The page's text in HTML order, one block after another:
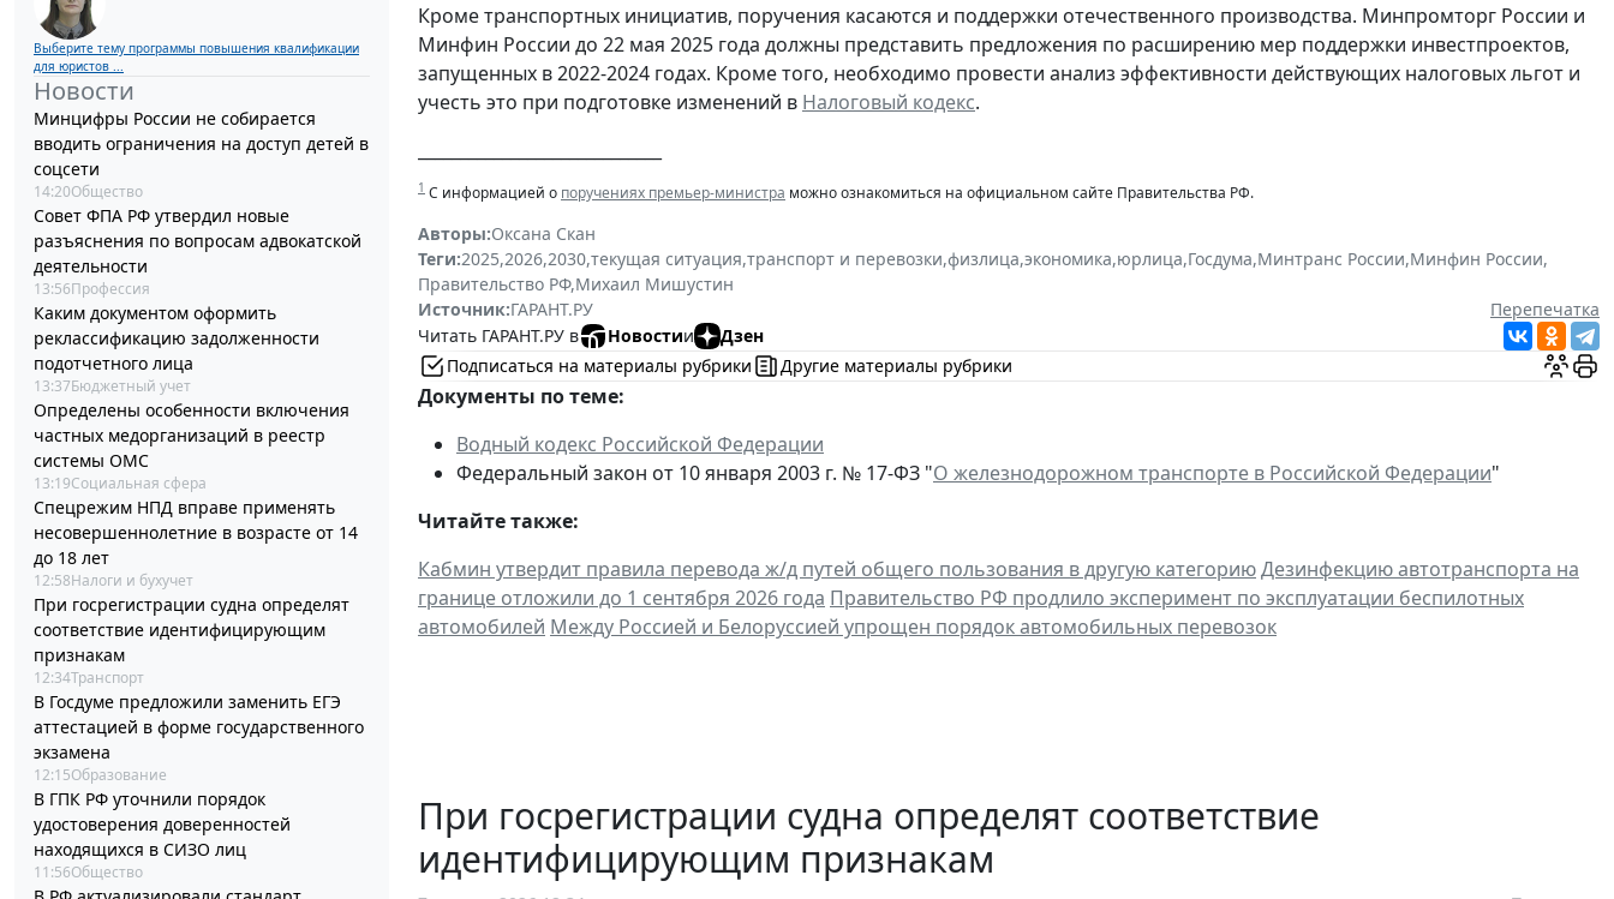
Выберите тему программы повышения квалификации
для юристов ...
Новости
Минцифры России не собирается
вводить ограничения на доступ детей в
соцсети
14:20Общество
Совет ФПА РФ утвердил новые
разъяснения по вопросам адвокатской
деятельности
13:56Профессия
Каким документом оформить
реклассификацию задолженности
подотчетного лица
13:37Бюджетный учет
Определены особенности включения
частных медорганизаций в реестр
системы ОМС
13:19Социальная сфера
Спецрежим НПД вправе применять
несовершеннолетние в возрасте от 14
до 18 лет
12:58Налоги и бухучет
При госрегистрации судна определят
соответствие идентифицирующим
признакам
12:34Транспорт
В Госдуме предложили заменить ЕГЭ
аттестацией в форме государственного
экзамена
12:15Образование
В ГПК РФ уточнили порядок
удостоверения доверенностей
находящихся в СИЗО лиц
11:56Общество
Кроме транспортных инициатив, поручения касаются и поддержки отечественного производства. Минпромторг России и
Минфин России до 22 мая 2025 года должны представить предложения по расширению мер поддержки инвестпроектов,
запущенных в 2022-2024 годах. Кроме того, необходимо провести анализ эффективности действующих налоговых льгот и
учесть это при подготовке изменений в Налоговый кодекс.
1 С информацией о поручениях премьер-министра можно ознакомиться на официальном сайте Правительства РФ.
Авторы:Оксана Скан
Теги:2025,2026,2030,текущая ситуация,транспорт и перевозки,физлица,экономика,юрлица,Госдума,Минтранс России,Минфин России,
Правительство РФ,Михаил Мишустин
Источник:ГАРАНТ.РУ
Перепечатка
Читать ГАРАНТ.РУ в
Новостии
Дзен
Подписаться на материалы рубрики
Другие материалы рубрики
Документы по теме:
Водный кодекс Российской Федерации
Федеральный закон от 10 января 2003 г. № 17-ФЗ "О железнодорожном транспорте в Российской Федерации"
Читайте также:
Кабмин утвердит правила перевода ж/д путей общего пользования в другую категориюДезинфекцию автотранспорта на
границе отложили до 1 сентября 2026 года Правительство РФ продлило эксперимент по эксплуатации беспилотных
автомобилей Между Россией и Белоруссией упрощен порядок автомобильных перевозок
При госрегистрации судна определят соответствие
идентифицирующим признакам